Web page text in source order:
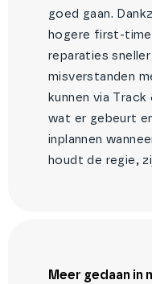
goed gaan.
hogere first-
reparaties
misverstanden
kunnen via
wat er gebeurt
inplannen
houdt de regie,
Meer gedaan in